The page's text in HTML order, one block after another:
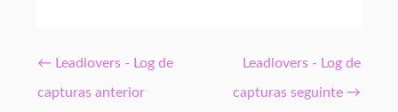
← Leadlovers - Log de
capturas anterior
Leadlovers - Log de
capturas seguinte →